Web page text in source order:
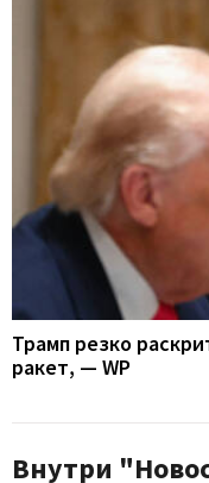
Трамп резко
ракет, — WP
Внутри